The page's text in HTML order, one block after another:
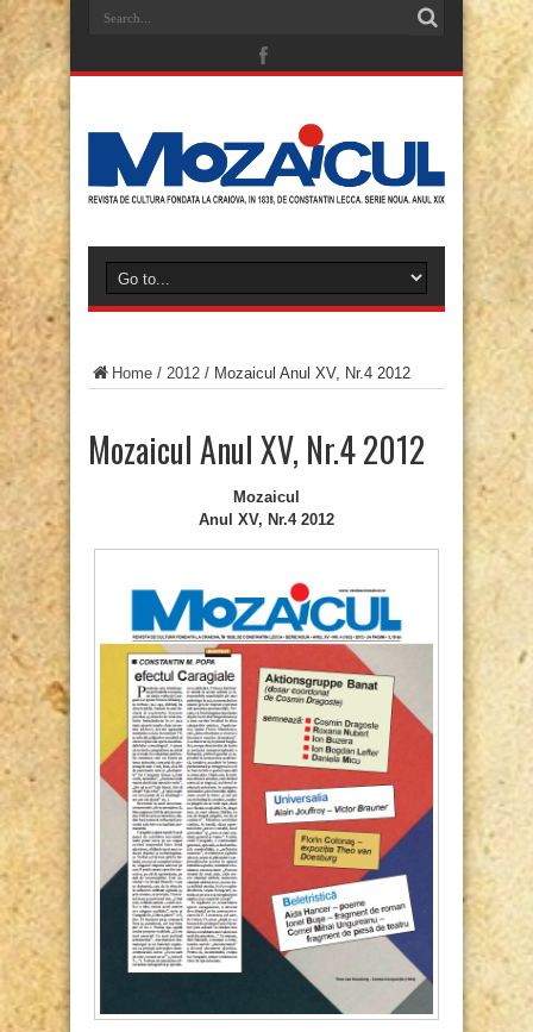
Home / 2012 / Mozaicul Anul XV, Nr.4 2012
Mozaicul Anul XV, Nr.4 2012
Mozaicul
Anul XV, Nr.4 2012